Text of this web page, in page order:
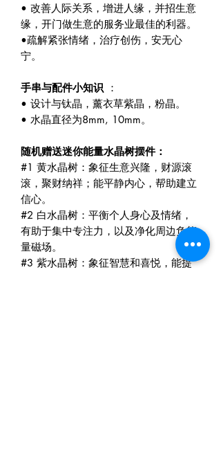
• 改善人际关系，增进人缘，并招生意
缘，开门做生意的服务业最佳的利器。
•疏解紧张情绪，治疗创伤，安无心
宁。
手串与配件小知识 ：
• 设计与钛晶，薰衣草紫晶，粉晶。
• 水晶直径为8mm, 10mm。
随机赠送迷你能量水晶树摆件：
#1 黄水晶树：象征生意兴隆，财源滚
滚，聚财纳祥；能平静内心，帮助建立
信心。
#2 白水晶树：平衡个人身心及情绪，
有助于集中专注力，以及净化周边负能
量磁场。
#3 紫水晶树：象征智慧和喜悦，能提